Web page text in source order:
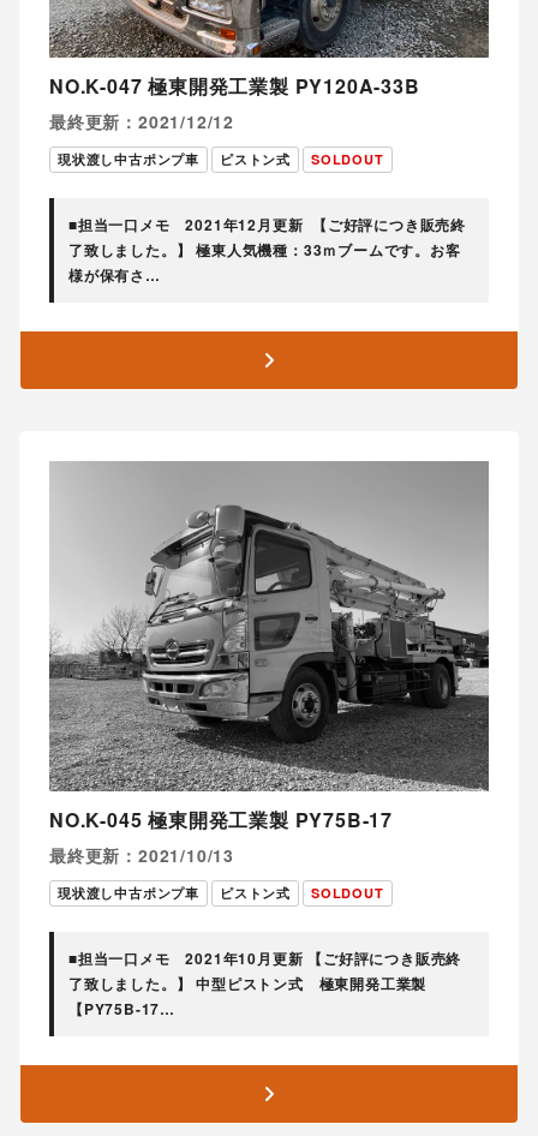
NO.K-047 極東開発工業製 PY120A-33B
最終更新：2021/12/12
現状渡し中古ポンプ車 ピストン式 SOLDOUT
■担当一口メモ 2021年12月更新 【ご好評につき販売終
了致しました。】 極東人気機種：33ｍブームです。お客
様が保有さ…
NO.K-045 極東開発工業製 PY75B-17
最終更新：2021/10/13
現状渡し中古ポンプ車 ピストン式 SOLDOUT
■担当一口メモ 2021年10月更新 【ご好評につき販売終
了致しました。】 中型ピストン式 極東開発工業製
【PY75B-17…